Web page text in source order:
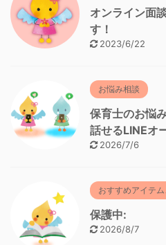
オンライン面
す！
2023/6/22
お悩み相談
保育士のお悩
話せるLINEオ
2026/7/6
おすすめアイテ
保護中:
2026/8/7